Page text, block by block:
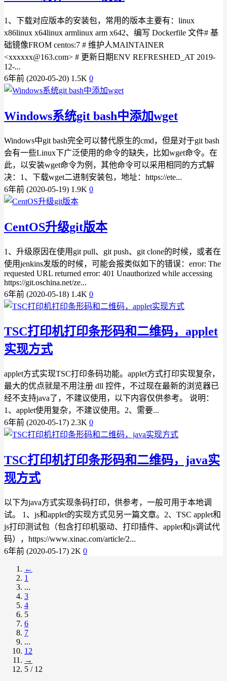
1、下载对应版本的安装包，常用的版本主要有：linux
x86linux x64linux armlinux arm x642、编写 Dockerfile 文件# 基
础镜像FROM centos:7 # 维护人MAINTAINER
<xxxxxx@163.com> # 更新日期ENV REFRESHED_AT 2019-
12-...
6年前 (2020-05-20) 1.5K 0
Windows系统git bash中添加wget
Windows中git bash完全可以替代原生的cmd，但是对于git bash
会有一些Linux下广泛使用的命令的缺失，比如wget命令。在
此，以安装wget命令为例，其他命令可以采用相同的方式解
决：1、下载wget二进制安装包，地址：https://ete...
6年前 (2020-05-19) 1.9K 0
CentOS升级git版本
1、升级原因在使用git pull、git push、git clone的时候，或者在
使用jenkins发版的时候，可能会报类似如下的错误：error: The
requested URL returned error: 401 Unauthorized while accessing
https://git.oschina.net/ze...
6年前 (2020-05-18) 1.4K 0
TSC打印机打印条形码和二维码，applet
实现方式
applet方式实现TSC打印条码功能。applet方式打印实现复杂，
最大的优点就是不用注册 dll 控件，不过现在最新的浏览器已
经不支持java了，不建议使用，以下内容仅供参考。 说明：
1、applet使用复杂，不建议使用。2、需要...
6年前 (2020-05-17) 2.3K 0
TSC打印机打印条形码和二维码，java实
现方式
以下为java方式实现条码打印，供参考，一般可用于本地调
试。 1、js和applet的实现方式见另一篇文章。2、TSC applet和
js打印测试包（包含打印机驱动、打印插件、applet和js调试代
码），https://www.xinac.com/article/2...
6年前 (2020-05-17) 2K 0
←
1
...
3
4
5
6
7
...
12
→
5 / 12